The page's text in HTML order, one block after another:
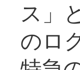
ス」
のロ